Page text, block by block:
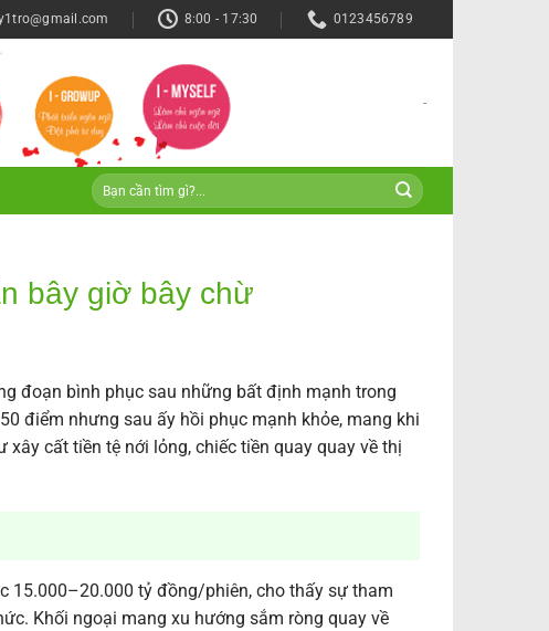
8:00 - 17:30 0123456789
-
bây giờ bây chừ
đoạn bình phục sau những bất định mạnh trong
điểm nhưng sau ấy hồi phục mạnh khỏe, mang khi
cất tiền tệ nới lỏng, chiếc tiền quay quay về thị
15.000–20.000 tỷ đồng/phiên, cho thấy sự tham
Khối ngoại mang xu hướng sắm ròng quay về